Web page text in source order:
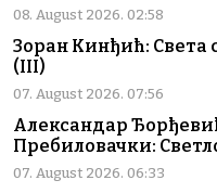
08. August 2026. 02:58
Зоран Кинђић: Света
(III)
07. August 2026. 07:56
Александар
Пребиловачки:
07. August 2026. 06:33